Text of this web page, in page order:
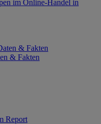
im Online-Handel in
& Fakten
& Fakten
Report